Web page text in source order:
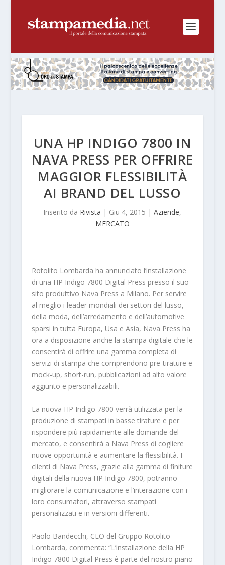
UNA HP INDIGO 7800 IN
NAVA PRESS PER OFFRIRE
MAGGIOR FLESSIBILITÀ
AI BRAND DEL LUSSO
Inserito da Rivista | Giu 4, 2015 |Aziende,
MERCATO
Rotolito Lombarda ha annunciato l’installazione
di una HP Indigo 7800 Digital Press presso il suo
sito produttivo Nava Press a Milano. Per servire
al meglio i leader mondiali dei settori del lusso,
della moda, dell’arredamento e dell’automotive
sparsi in tutta Europa, Usa e Asia, Nava Press ha
ora a disposizione anche la stampa digitale che le
consentirà di offrire una gamma completa di
servizi di stampa che comprendono pre-tirature e
mock-up, short-run, pubblicazioni ad alto valore
aggiunto e personalizzabili.
La nuova HP Indigo 7800 verrà utilizzata per la
produzione di stampati in basse tirature e per
rispondere più rapidamente alle domande del
mercato, e consentirà a Nava Press di cogliere
nuove opportunità e aumentare la flessibilità. I
clienti di Nava Press, grazie alla gamma di finiture
digitali della nuova HP Indigo 7800, potranno
migliorare la comunicazione e l’interazione con i
loro consumatori, attraverso stampati
personalizzati e in versioni differenti.
Paolo Bandecchi, CEO del Gruppo Rotolito
Lombarda, commenta: “L’installazione della HP
Indigo 7800 Digital Press è parte del nostro piano